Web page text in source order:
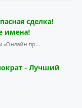
сделка!
имена!
«Онлайн пр...
- Лучший